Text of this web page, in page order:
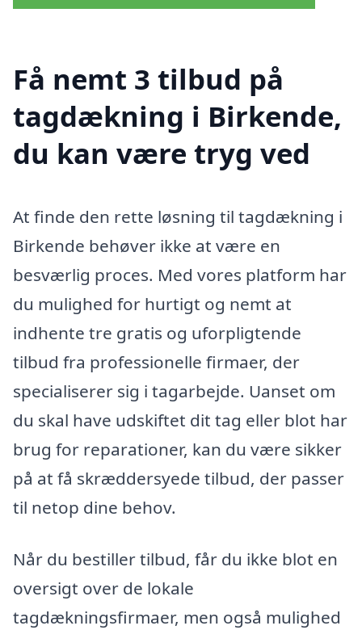
Få nemt 3 tilbud på
tagdækning i Birkende,
du kan være tryg ved
At finde den rette løsning til tagdækning i
Birkende behøver ikke at være en
besværlig proces. Med vores platform har
du mulighed for hurtigt og nemt at
indhente tre gratis og uforpligtende
tilbud fra professionelle firmaer, der
specialiserer sig i tagarbejde. Uanset om
du skal have udskiftet dit tag eller blot har
brug for reparationer, kan du være sikker
på at få skræddersyede tilbud, der passer
til netop dine behov.
Når du bestiller tilbud, får du ikke blot en
oversigt over de lokale
tagdækningsfirmaer, men også mulighed